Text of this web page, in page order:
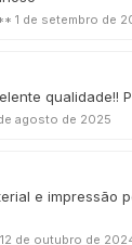
1 de setembro de
qualidade!!
agosto de 2025
e impressão
12 de outubro de